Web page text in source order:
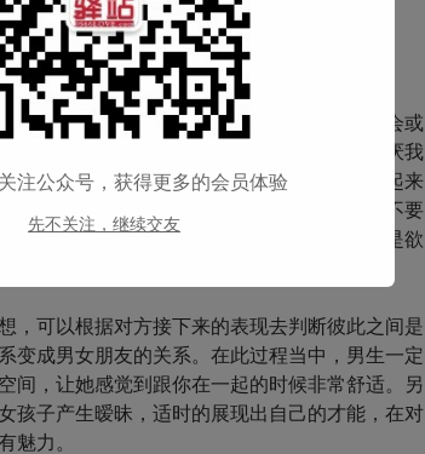
里面是否是特别的和重要的，所以有的时候会或
来就需要结合当时的情景去分析女孩说不讨厌我
过程当中并不排斥两人继续了解彼此，但看起来
这个结果不满意，也可以继续展开追求，但不要
和难过，不妨可以冷淡对方一段时间，也就是欲
，可以根据对方接下来的表现去判断彼此之间是
变成男女朋友的关系。在此过程当中，男生一定
间，让她感觉到跟你在一起的时候非常舒适。另
孩子产生暧昧，适时的展现出自己的才能，在对
魅力。
注公众号，获得更多的会员体验
先不关注，继续交友